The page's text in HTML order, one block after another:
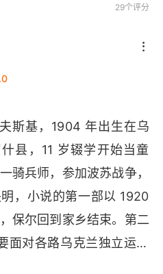
29个评分
斯基，1904 年出生在乌
县，11 岁辍学开始当童
骑兵师，参加波苏战争，
，小说的第一部以 1920
保尔回到家乡结束。第二
面对各路乌克兰独立运动
年担任乌克兰别兹多夫